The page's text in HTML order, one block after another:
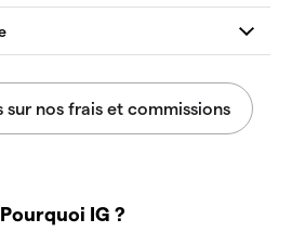
Pourquoi IG ?